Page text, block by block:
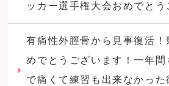
ッカー選手権大会おめでとう
有痛性外脛骨から見事復活！
めでとうございます！一年間
で痛くて練習も出来なかっ